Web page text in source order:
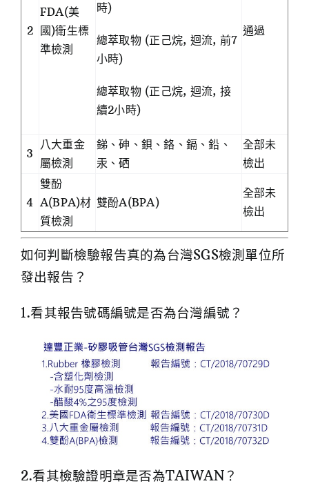
2
FDA(美
國)衛生標
準檢測
時)
總萃取物 (正己烷, 迴流, 前7
小時)
總萃取物 (正己烷, 迴流, 接
續2小時)
通過
3
八大重金
屬檢測
銻、砷、鋇、鉻、鎘、鉛、
汞、硒
全部未
檢出
4
雙酚
A(BPA)材
質檢測
雙酚A(BPA)
全部未
檢出
如何判斷檢驗報告真的為台灣SGS檢測單位所
發出報告？
1.看其報告號碼編號是否為台灣編號？
2.看其檢驗證明章是否為TAIWAN？